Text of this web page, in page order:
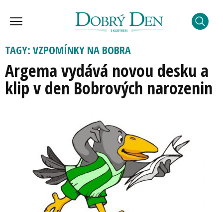
TAGY: VZPOMÍNKY NA BOBRA
Argema vydává novou desku a
klip v den Bobrových narozenin